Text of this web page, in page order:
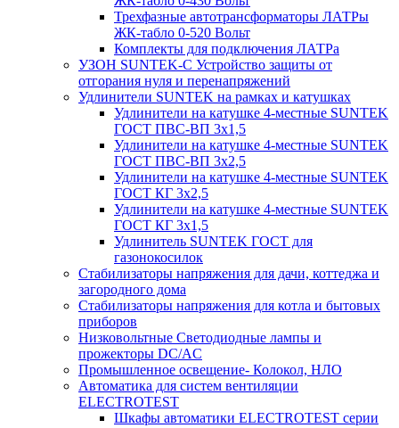
Трехфазные автотрансформаторы ЛАТРы
ЖК-табло 0-520 Вольт
Комплекты для подключения ЛАТРа
УЗОН SUNTEK-C Устройство защиты от
отгорания нуля и перенапряжений
Удлинители SUNTEK на рамках и катушках
Удлинители на катушке 4-местные SUNTEK
ГОСТ ПВС-ВП 3х1,5
Удлинители на катушке 4-местные SUNTEK
ГОСТ ПВС-ВП 3х2,5
Удлинители на катушке 4-местные SUNTEK
ГОСТ КГ 3х2,5
Удлинители на катушке 4-местные SUNTEK
ГОСТ КГ 3х1,5
Удлинитель SUNTEK ГОСТ для
газонокосилок
Стабилизаторы напряжения для дачи, коттеджа и
загородного дома
Стабилизаторы напряжения для котла и бытовых
приборов
Низковольтные Светодиодные лампы и
прожекторы DC/AC
Промышленное освещение- Колокол, НЛО
Автоматика для систем вентиляции
ELECTROTEST
Шкафы автоматики ELECTROTEST серии